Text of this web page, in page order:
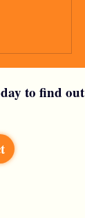
to find out